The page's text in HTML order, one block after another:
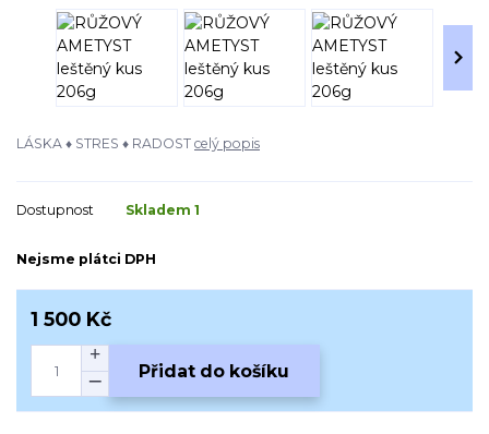
LÁSKA ♦ STRES ♦ RADOST celý popis
Dostupnost Skladem 1
Nejsme plátci DPH
1 500 Kč
Přidat do košíku